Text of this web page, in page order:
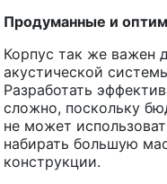
Продуманные и
Корпус так же важен
акустической
Разработать
сложно, поскольку
не может
набирать большую
конструкции.